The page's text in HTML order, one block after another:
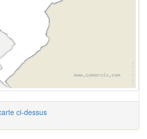
ci-dessus